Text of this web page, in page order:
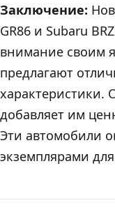
Заключение:
GR86 и Subaru
внимание своим
предлагают
добавляет им
Эти автомобили
экземплярами